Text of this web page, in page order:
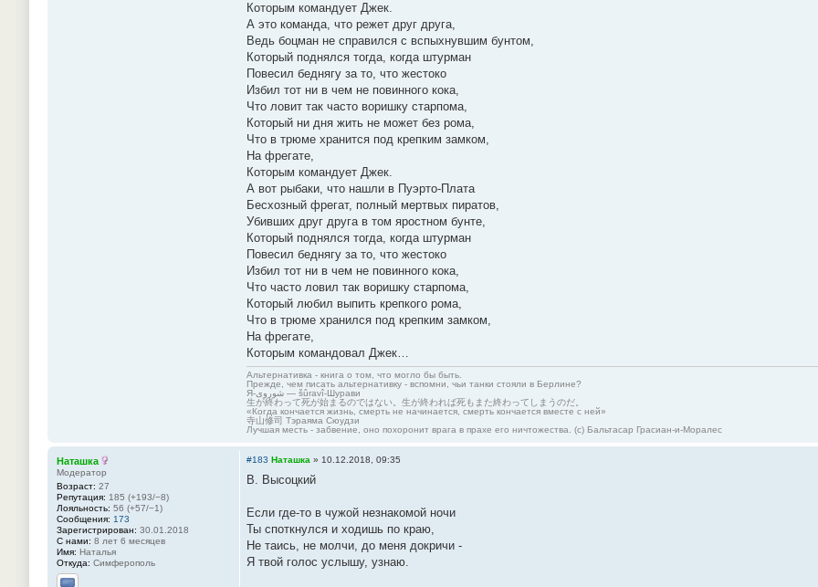
Которым командует Джек.
А это команда, что режет друг друга,
Ведь боцман не справился с вспыхнувшим бунтом,
Который поднялся тогда, когда штурман
Повесил беднягу за то, что жестоко
Избил тот ни в чем не повинного кока,
Что ловит так часто воришку старпома,
Который ни дня жить не может без рома,
Что в трюме хранится под крепким замком,
На фрегате,
Которым командует Джек.
А вот рыбаки, что нашли в Пуэрто-Плата
Бесхозный фрегат, полный мертвых пиратов,
Убивших друг друга в том яростном бунте,
Который поднялся тогда, когда штурман
Повесил беднягу за то, что жестоко
Избил тот ни в чем не повинного кока,
Что часто ловил так воришку старпома,
Который любил выпить крепкого рома,
Что в трюме хранился под крепким замком,
На фрегате,
Которым командовал Джек…
Альтернативка - книга о том, что могло бы быть.
Прежде, чем писать альтернативку - вспомни, чьи танки стояли в Берлине?
Я-شوروی — šûravî-Шурави
生が終わって死が始まるのではない。生が終われば死もまた終わってしまうのだ。
«Когда кончается жизнь, смерть не начинается, смерть кончается вместе с ней»
寺山修司 Тэраяма Сюудзи
Лучшая месть - забвение, оно похоронит врага в прахе его ничтожества. (с) Бальтасар Грасиан-и-Моралес
Наташка
Модератор
Возраст: 27
Репутация: 185 (+193/−8)
Лояльность: 56 (+57/−1)
Сообщения: 173
Зарегистрирован: 30.01.2018
С нами: 8 лет 6 месяцев
Имя: Наталья
Откуда: Симферополь
#183 Наташка » 10.12.2018, 09:35
В. Высоцкий
Если где-то в чужой незнакомой ночи
Ты споткнулся и ходишь по краю,
Не таись, не молчи, до меня докричи -
Я твой голос услышу, узнаю.